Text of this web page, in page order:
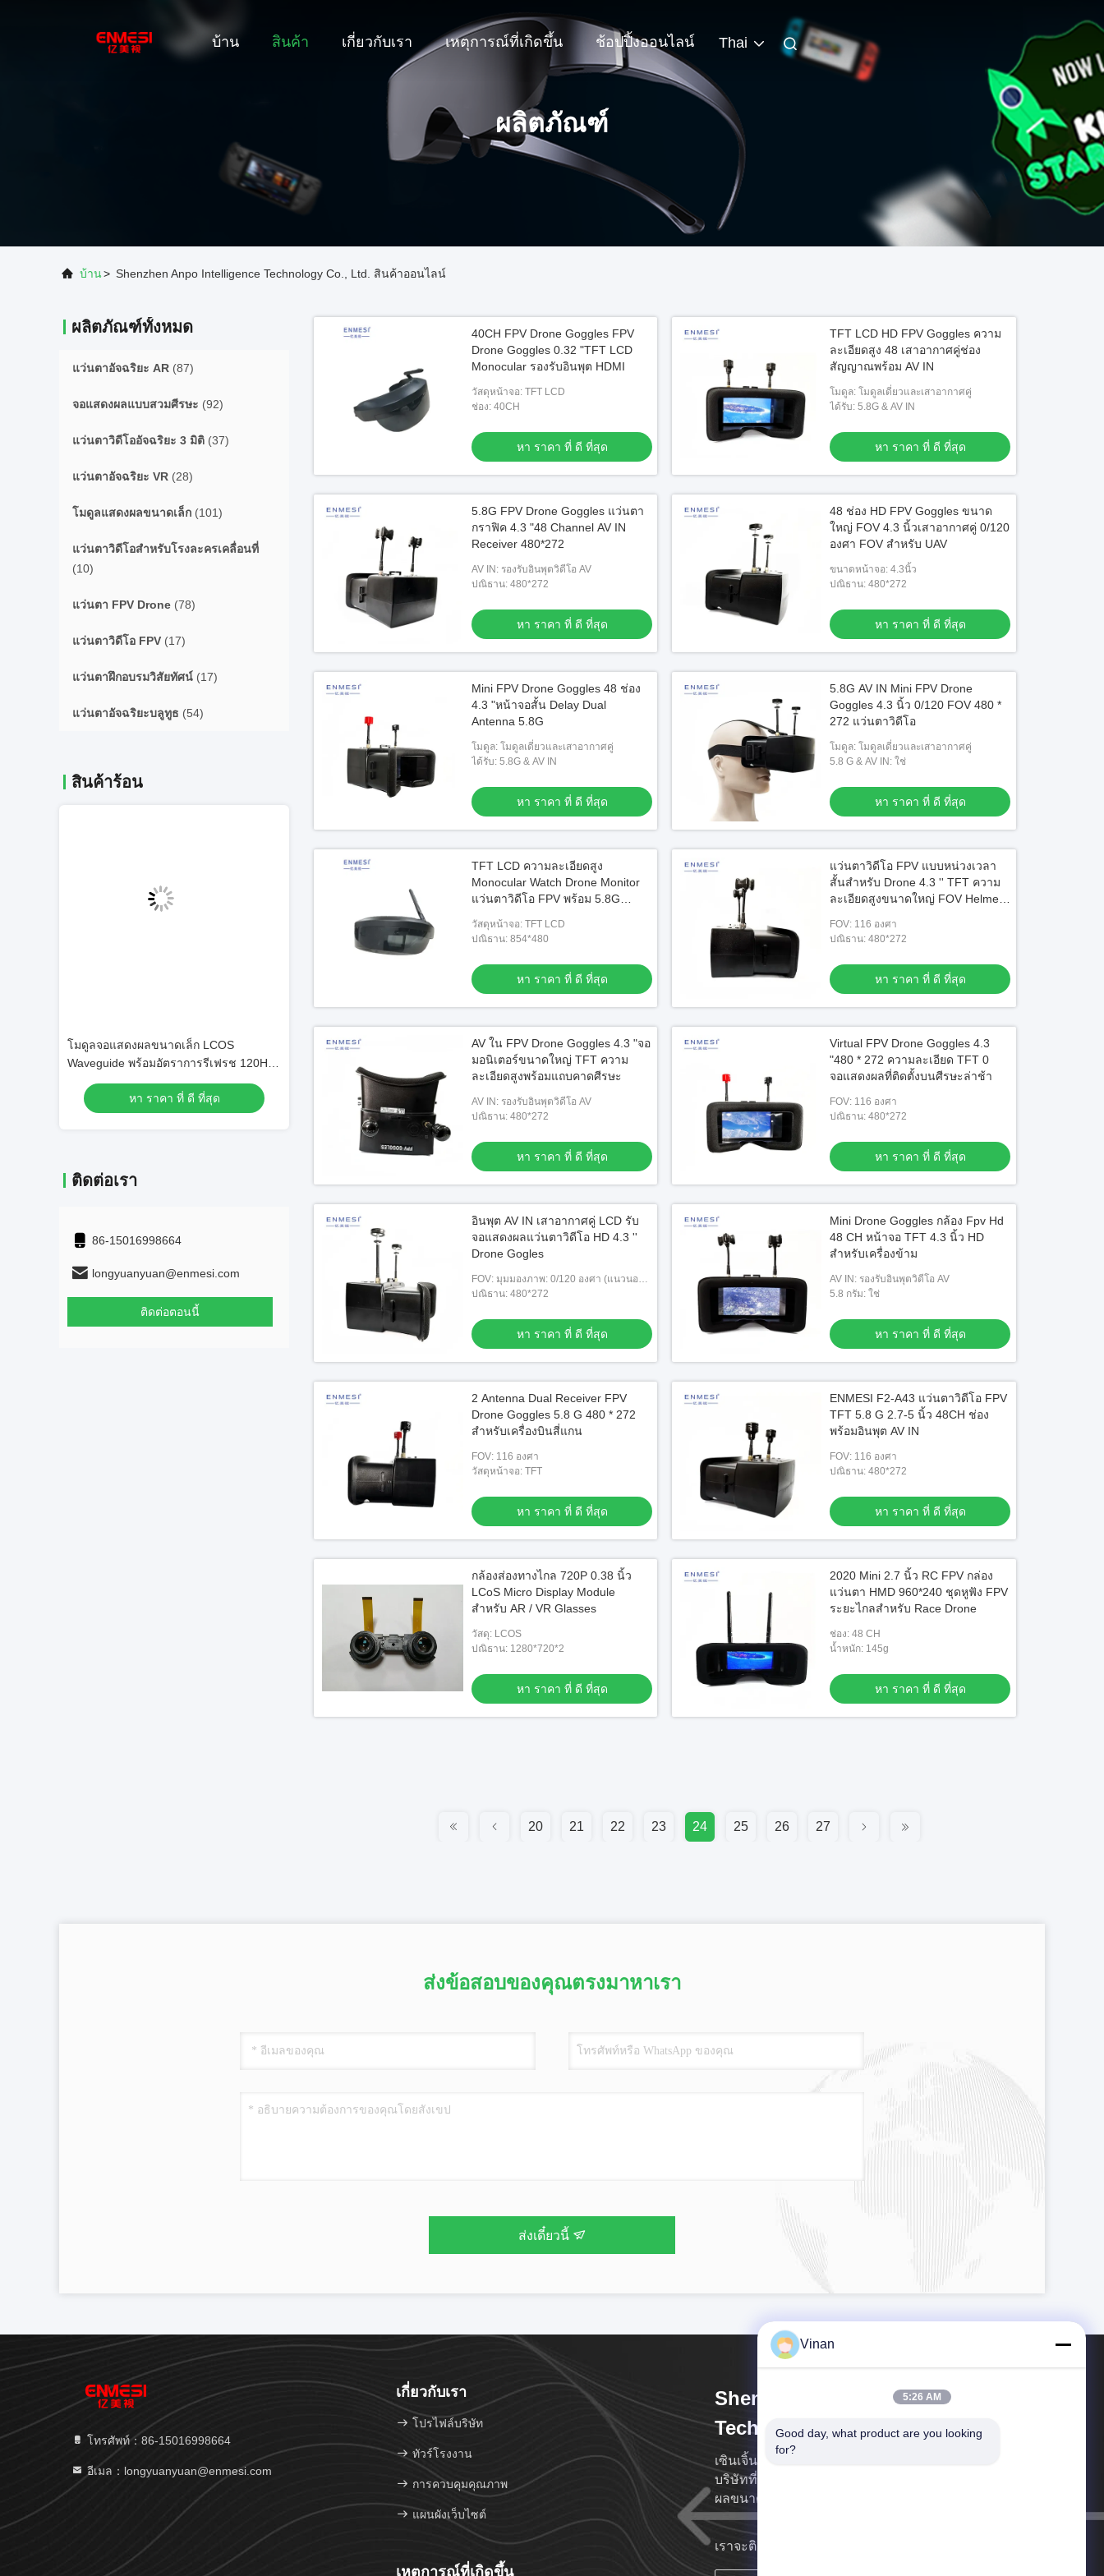
บ้าน สินค้า เกี่ยวกับเรา เหตุการณ์ที่เกิดขึ้น ช้อปปิ้งออนไลน์ Thai
ผลิตภัณฑ์
บ้าน> Shenzhen Anpo Intelligence Technology Co., Ltd. สินค้าออนไลน์
ผลิตภัณฑ์ทั้งหมด
แว่นตาอัจฉริยะ AR (87)
จอแสดงผลแบบสวมศีรษะ (92)
แว่นตาวิดีโออัจฉริยะ 3 มิติ (37)
แว่นตาอัจฉริยะ VR (28)
โมดูลแสดงผลขนาดเล็ก (101)
แว่นตาวิดีโอสำหรับโรงละครเคลื่อนที่
(10)
แว่นตา FPV Drone (78)
แว่นตาวิดีโอ FPV (17)
แว่นตาฝึกอบรมวิสัยทัศน์ (17)
แว่นตาอัจฉริยะบลูทูธ (54)
สินค้าร้อน
โมดูลจอแสดงผลขนาดเล็ก LCOS
Waveguide พร้อมอัตราการรีเฟรช 120Hz,
FOV 40°, และความละเอียด 1920x1080
หา ราคา ที่ ดี ที่สุด
แอนดรอยด์ 11
หา ราคา ที่ ดี ที่สุด
วิดีโอ
210 นิ้ว 1080P OLED 50 องศา FOV AR
แว่นตา MR แว่นตาวีดีโอด้วย USB-C
หา ราคา ที่ ดี ที่สุด
วิดีโอ
คุณภาพสูงใหม่สุด 1920 * 1080 แอนรอยด์
2K VR Smart Glasses ด้วย TYPE C
หา ราคา ที่ ดี ที่สุด
วิดีโอ
1080P USB C HDMI Android AR แ
ฉลาด Head Mounted Display
Bluetooth
ติดต่อเรา
86-15016998664
longyuanyuan@enmesi.com
ติดต่อตอนนี้
40CH FPV Drone Goggles FPV
Drone Goggles 0.32 "TFT LCD
Monocular รองรับอินพุต HDMI
วัสดุหน้าจอ: TFT LCD
ช่อง: 40CH
หา ราคา ที่ ดี ที่สุด
TFT LCD HD FPV Goggles ความ
ละเอียดสูง 48 เสาอากาศคู่ช่อง
สัญญาณพร้อม AV IN
โมดูล: โมดูลเดี่ยวและเสาอากาศคู่
ได้รับ: 5.8G & AV IN
หา ราคา ที่ ดี ที่สุด
5.8G FPV Drone Goggles แว่นตา
กราฟิค 4.3 "48 Channel AV IN
Receiver 480*272
AV IN: รองรับอินพุตวิดีโอ AV
ปณิธาน: 480*272
หา ราคา ที่ ดี ที่สุด
48 ช่อง HD FPV Goggles ขนาด
ใหญ่ FOV 4.3 นิ้วเสาอากาศคู่ 0/120
องศา FOV สำหรับ UAV
ขนาดหน้าจอ: 4.3นิ้ว
ปณิธาน: 480*272
หา ราคา ที่ ดี ที่สุด
Mini FPV Drone Goggles 48 ช่อง
4.3 "หน้าจอสั้น Delay Dual
Antenna 5.8G
โมดูล: โมดูลเดี่ยวและเสาอากาศคู่
ได้รับ: 5.8G & AV IN
หา ราคา ที่ ดี ที่สุด
5.8G AV IN Mini FPV Drone
Goggles 4.3 นิ้ว 0/120 FOV 480 *
272 แว่นตาวิดีโอ
โมดูล: โมดูลเดี่ยวและเสาอากาศคู่
5.8 G & AV IN: ใช่
หา ราคา ที่ ดี ที่สุด
TFT LCD ความละเอียดสูง
Monocular Watch Drone Monitor
แว่นตาวิดีโอ FPV พร้อม 5.8G
วัสดุหน้าจอ: TFT LCD
ปณิธาน: 854*480
หา ราคา ที่ ดี ที่สุด
แว่นตาวิดีโอ FPV แบบหน่วงเวลา
สั้นสำหรับ Drone 4.3 '' TFT ความ
ละเอียดสูงขนาดใหญ่ FOV Helmet
FOV: 116 องศา
ปณิธาน: 480*272
หา ราคา ที่ ดี ที่สุด
AV ใน FPV Drone Goggles 4.3 "จอ
มอนิเตอร์ขนาดใหญ่ TFT ความ
ละเอียดสูงพร้อมแถบคาดศีรษะ
AV IN: รองรับอินพุตวิดีโอ AV
ปณิธาน: 480*272
หา ราคา ที่ ดี ที่สุด
Virtual FPV Drone Goggles 4.3
"480 * 272 ความละเอียด TFT 0
จอแสดงผลที่ติดตั้งบนศีรษะล่าช้า
FOV: 116 องศา
ปณิธาน: 480*272
หา ราคา ที่ ดี ที่สุด
อินพุต AV IN เสาอากาศคู่ LCD รับ
จอแสดงผลแว่นตาวิดีโอ HD 4.3 ''
Drone Gogles
FOV: มุมมองภาพ: 0/120 องศา (แนวนอน/
แนวตั้ง)t
ปณิธาน: 480*272
หา ราคา ที่ ดี ที่สุด
Mini Drone Goggles กล้อง Fpv Hd
48 CH หน้าจอ TFT 4.3 นิ้ว HD
สำหรับเครื่องข้าม
AV IN: รองรับอินพุตวิดีโอ AV
5.8 กรัม: ใช่
หา ราคา ที่ ดี ที่สุด
2 Antenna Dual Receiver FPV
Drone Goggles 5.8 G 480 * 272
สำหรับเครื่องบินสี่แกน
FOV: 116 องศา
วัสดุหน้าจอ: TFT
หา ราคา ที่ ดี ที่สุด
ENMESI F2-A43 แว่นตาวิดีโอ FPV
TFT 5.8 G 2.7-5 นิ้ว 48CH ช่อง
พร้อมอินพุต AV IN
FOV: 116 องศา
ปณิธาน: 480*272
หา ราคา ที่ ดี ที่สุด
กล้องส่องทางไกล 720P 0.38 นิ้ว
LCoS Micro Display Module
สำหรับ AR / VR Glasses
วัสดุ: LCOS
ปณิธาน: 1280*720*2
หา ราคา ที่ ดี ที่สุด
2020 Mini 2.7 นิ้ว RC FPV กล่อง
แว่นตา HMD 960*240 ชุดหูฟัง FPV
ระยะไกลสำหรับ Race Drone
ช่อง: 48 CH
น้ำหนัก: 145g
หา ราคา ที่ ดี ที่สุด
20 21 22 23 24 25 26 27
ส่งข้อสอบของคุณตรงมาหาเรา
ส่งเดี๋ยวนี้
โทรศัพท์：86-15016998664
อีเมล：longyuanyuan@enmesi.com
เกี่ยวกับเรา
โปรไฟล์บริษัท
ทัวร์โรงงาน
การควบคุมคุณภาพ
แผนผังเว็บไซต์
เหตุการณ์ที่เกิดขึ้น
Shenzhen Anpo Intelligence
Technology Co., Ltd.
เซินเจิ้น Anpo Intelligence Technology Co. , Ltd เป็น
บริษัทที่เชี่ยวชาญด้านแว่นตาอัจฉริยะและโมดูลจอแสดง
ผลขนาดเล็ก มีประสบการณ์หลายปี
เราจะติดต่อคุณเร็วที่สุดเท่าที่จะทําได้
Vinan
5:26 AM
Good day, what product are you looking
for?